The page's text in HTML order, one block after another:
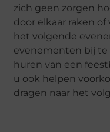
zich geen zorgen
door elkaar raken
het volgende
evenementen bij te
huren van een
u ook helpen
dragen naar het